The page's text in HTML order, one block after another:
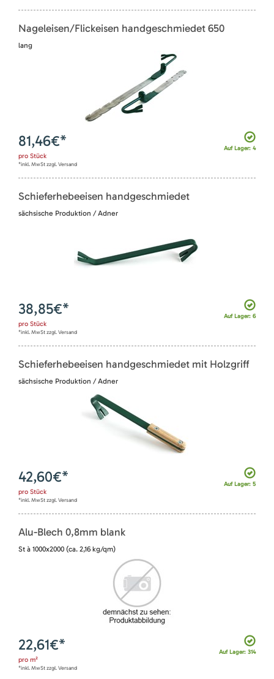
Nageleisen/Flickeisen handgeschmiedet 650
lang
Auf Lager: 4
81,46€*
pro Stück
*inkl. MwSt zzgl. Versand
Schieferhebeeisen handgeschmiedet
sächsische Produktion / Adner
Auf Lager: 6
38,85€*
pro Stück
*inkl. MwSt zzgl. Versand
Schieferhebeeisen handgeschmiedet mit Holzgriff
sächsische Produktion / Adner
Auf Lager: 5
42,60€*
pro Stück
*inkl. MwSt zzgl. Versand
Alu-Blech 0,8mm blank
St à 1000x2000 (ca. 2,16 kg/qm)
Auf Lager: 314
22,61€*
pro m²
*inkl. MwSt zzgl. Versand